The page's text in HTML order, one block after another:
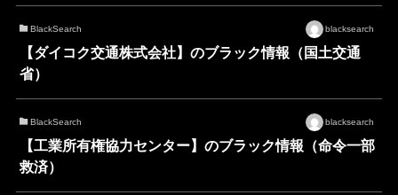
BlackSearch blacksearch
【ダイコク交通株式会社】のブラック情報（国土交通
省）
BlackSearch blacksearch
【工業所有権協力センター】のブラック情報（命令一部
救済）